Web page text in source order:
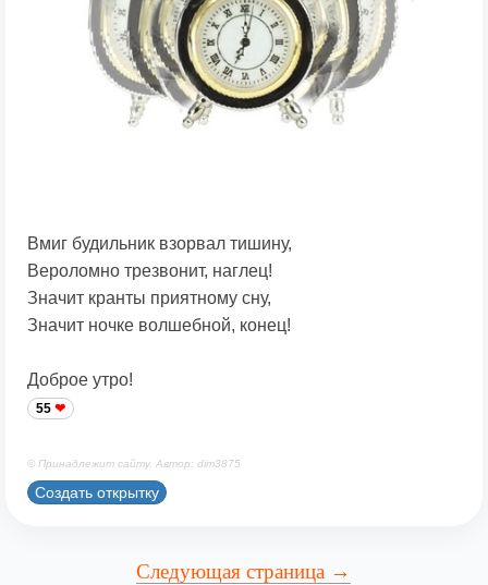
Вмиг будильник взорвал тишину,
Вероломно трезвонит, наглец!
Значит кранты приятному сну,
Значит ночке волшебной, конец!
Доброе утро!
55
© Принадлежит сайту. Автор: dim3875
Создать открытку
Следующая страница →